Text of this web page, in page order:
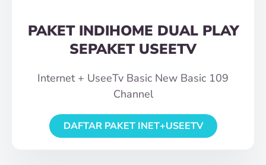
PAKET INDIHOME DUAL PLAY
SEPAKET USEETV
Internet + UseeTv Basic New Basic 109
Channel
DAFTAR PAKET INET+USEETV